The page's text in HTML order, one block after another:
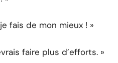
fais de mon mieux ! »
faire plus d’efforts. »